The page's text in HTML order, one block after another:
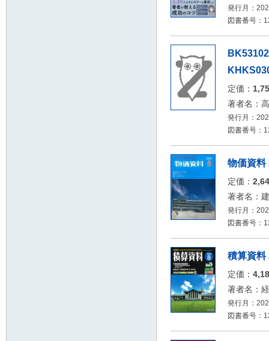
発行月：
図書番号：
定価：
著者名：
発行月：
図書番号：
物価資料
定価：
著者名：
発行月：
図書番号：
積算資料
定価：
著者名：
発行月：
図書番号：